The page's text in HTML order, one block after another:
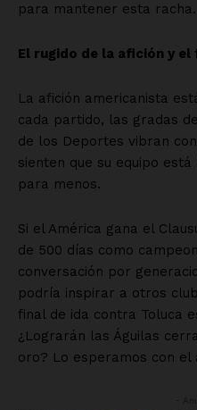
para mantener esta racha.
El rugido de la afición y
La afición americanista
cada partido, las gradas
de los Deportes vibran
sienten que su equipo
para menos.
Si el América gana el
de 500 días como
conversación por
podría inspirar a otros
final de ida contra Toluca
¿Lograrán las Águilas
oro? Lo esperamos con el